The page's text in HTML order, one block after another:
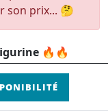
son prix... 🤔
🔥🔥